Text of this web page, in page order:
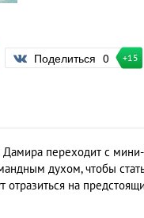
Поделиться 0 +15
переходит с
духом, чтобы
на